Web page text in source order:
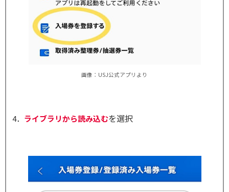
画像：USJ公式アプリより
4． ライブラリから読み込むを選択